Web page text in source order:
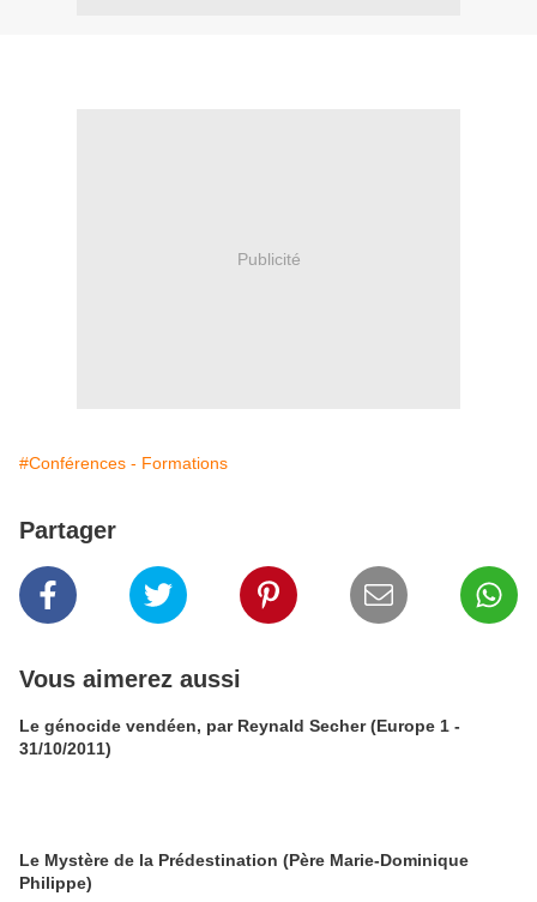
Publicité
#Conférences - Formations
Partager
Vous aimerez aussi
Le génocide vendéen, par Reynald Secher (Europe 1 -
31/10/2011)
Le Mystère de la Prédestination (Père Marie-Dominique
Philippe)